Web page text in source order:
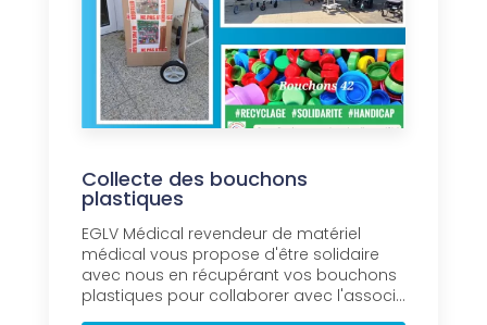
Collecte des bouchons
plastiques
EGLV Médical revendeur de matériel
médical vous propose d'être solidaire
avec nous en récupérant vos bouchons
plastiques pour collaborer avec l'associ...